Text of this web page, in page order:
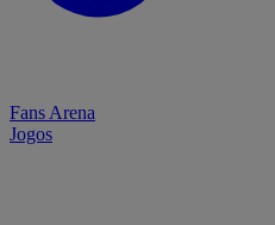
Fans Arena
Jogos